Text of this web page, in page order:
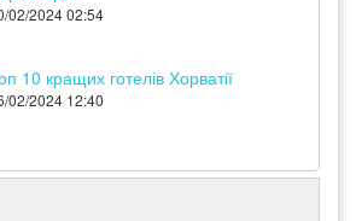
02/2024 02:54
10 кращих готелів Хорватії
02/2024 12:40